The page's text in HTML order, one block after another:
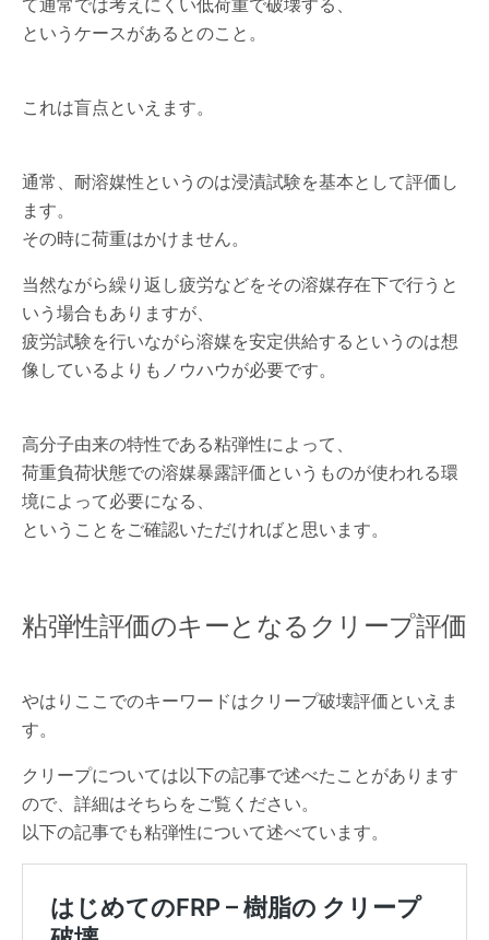
というケースがあるとのこと。
これは盲点といえます。
通常、耐溶媒性というのは浸漬試験を基本として評価し
ます。
その時に荷重はかけません。
当然ながら繰り返し疲労などをその溶媒存在下で行うと
いう場合もありますが、
疲労試験を行いながら溶媒を安定供給するというのは想
像しているよりもノウハウが必要です。
高分子由来の特性である粘弾性によって、
荷重負荷状態での溶媒暴露評価というものが使われる環
境によって必要になる、
ということをご確認いただければと思います。
粘弾性評価のキーとなるクリープ評価
やはりここでのキーワードはクリープ破壊評価といえま
す。
クリープについては以下の記事で述べたことがあります
ので、詳細はそちらをご覧ください。
以下の記事でも粘弾性について述べています。